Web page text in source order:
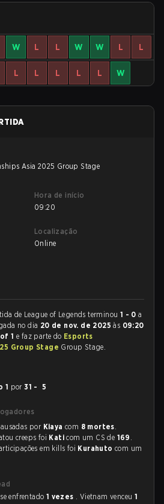
W L L W W L L
L L L L L W
Asia 2025 Group Stage
Hora de início
09:20
Localização
Online
de League of Legends terminou 1 - 0 a
no dia 20 de nov. de 2025às 09:20
1 e faz parte do Esports
Group Stage Group Stage.
1 por31 - 5
por Kiaya com 8 mortes.
creeps foi Kati com um CS de 169 .
em kills foi Kurahuto com um
enfrentado 1 vezes . Vietnam venceu 1